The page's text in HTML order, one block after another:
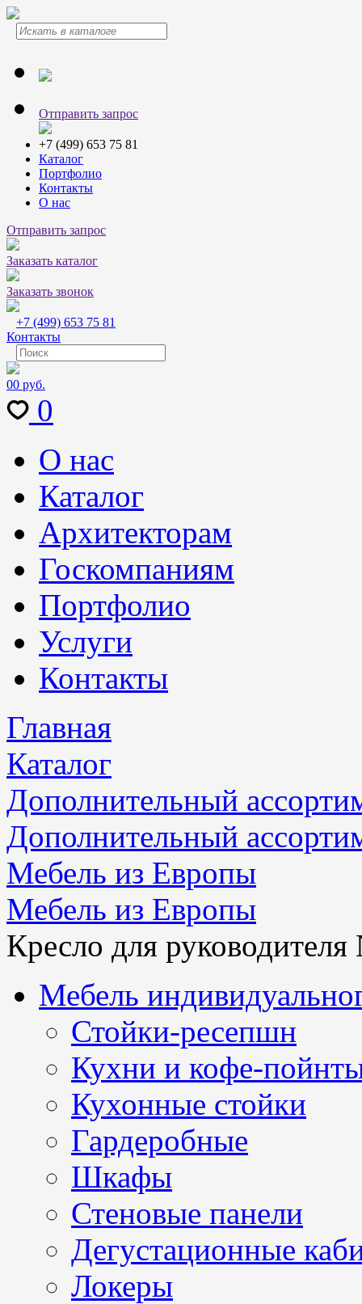
Отправить запрос
+7 (499) 653 75 81
Каталог
Портфолио
Контакты
О нас
Отправить запрос
Заказать каталог
Заказать звонок
+7 (499) 653 75 81
Контакты
00 руб.
0
О нас
Каталог
Архитекторам
Госкомпаниям
Портфолио
Услуги
Контакты
Главная
Каталог
Дополнительный
Дополнительный
Мебель из Европы
Мебель из Европы
Кресло для
Мебель
Стойки-ресепшн
Кухни и кофе-
Кухонные стойки
Гардеробные
Шкафы
Стеновые панели
Дегустационные
Локеры